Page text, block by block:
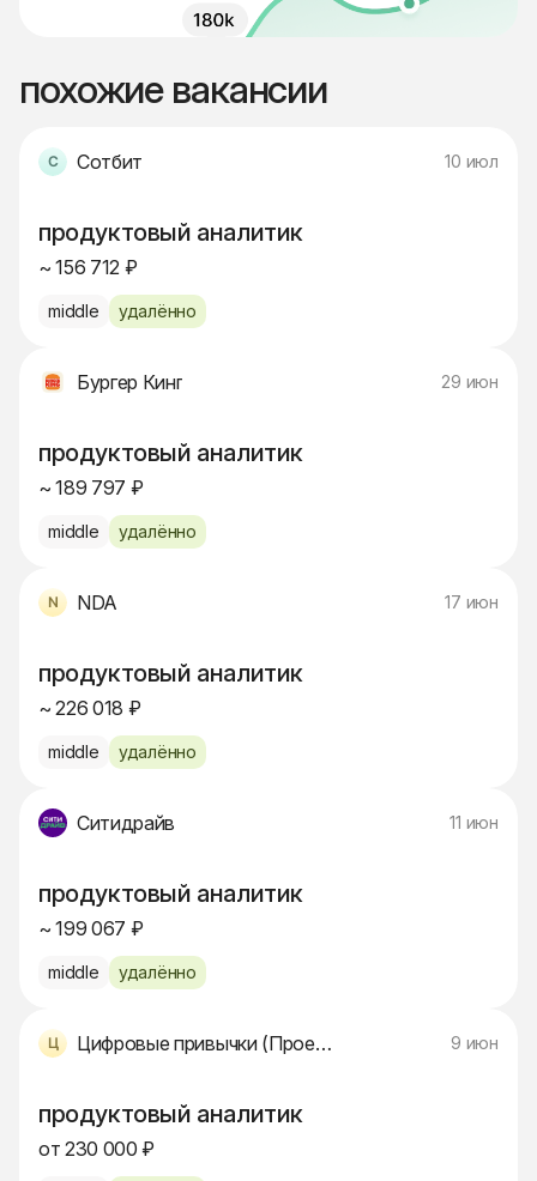
похожие вакансии
Сотбит 10 июл
продуктовый аналитик
~ 156 712 ₽
middle удалённо
Бургер Кинг 29 июн
продуктовый аналитик
~ 189 797 ₽
middle удалённо
NDA 17 июн
продуктовый аналитик
~ 226 018 ₽
middle удалённо
Ситидрайв 11 июн
продуктовый аналитик
~ 199 067 ₽
middle удалённо
Цифровые привычки (Проект Банка) 9 июн
продуктовый аналитик
от 230 000 ₽